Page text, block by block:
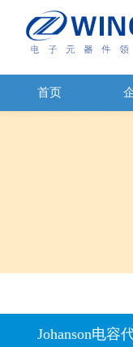
首页
Johanson电容